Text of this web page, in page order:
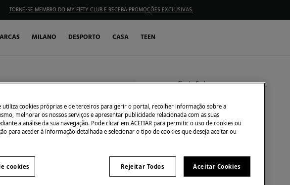
TORNE-SE MEMBRO DO MY FIFTY CLUB E RECEBA PROMOÇÕES EXCLUSIVAS.
MILANO DESPORTO CASA TEEN
Cortefiel
€ 3,99
€ 14,99Desconto € 11,00
utiliza cookies próprias e de terceiros para gerir o portal, recolher informação sobre a
melhorar os nossos serviços e apresentar publicidade relacionada com as suas
a análise da sua navegação. Pode clicar em ACEITAR para permitir o uso de cookies ou
para aceder à informação detalhada e selecionar o tipo de cookies que deseja aceitar ou
Rejeitar Todos Aceitar Cookies
cookies